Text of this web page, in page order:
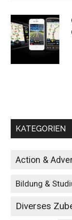
KATEGORIEN
Action &
Bildung &
Diverses